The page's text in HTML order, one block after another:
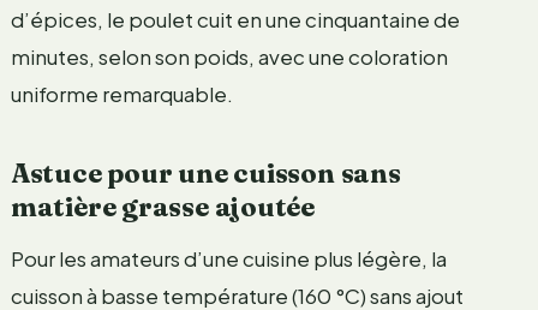
d’épices, le poulet cuit en une cinquantaine de
minutes, selon son poids, avec une coloration
uniforme remarquable.
Astuce pour une cuisson sans
matière grasse ajoutée
Pour les amateurs d’une cuisine plus légère, la
cuisson à basse température (160 °C) sans ajout